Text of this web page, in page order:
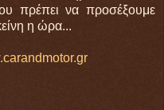
πρέπει να προσέξουμε
η ώρα...